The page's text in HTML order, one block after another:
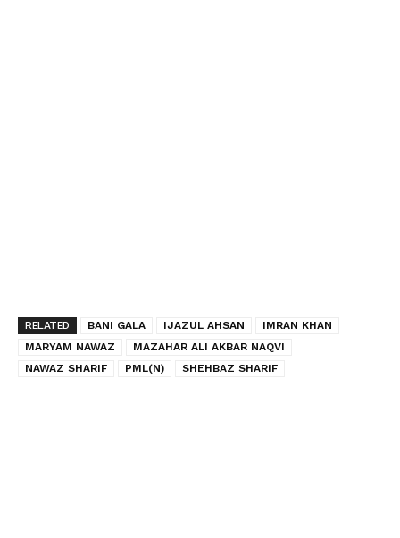
RELATED BANI GALA IJAZUL AHSAN
IMRAN KHAN
MARYAM NAWAZ
MAZAHAR ALI AKBAR NAQVI
NAWAZ SHARIF
PML(N) SHEHBAZ SHARIF